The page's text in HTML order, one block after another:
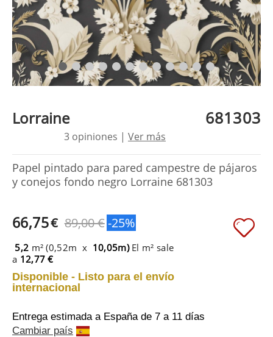
Lorraine 681303
3 opiniones | Ver más
Papel pintado para pared campestre de pájaros
y conejos fondo negro Lorraine 681303
66,75€ 89,00 €-25%
5,2 m² (0,52m x 10,05m) El m² sale
a 12,77 €
Disponible - Listo para el envío
internacional
Entrega estimada a España de 7 a 11 días
Cambiar país